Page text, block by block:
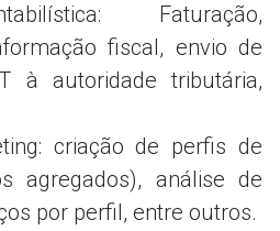
Faturação,
fiscal, envio de
à autoridade tributária,
criação de perfis de
agregados), análise de
por perfil, entre outros.